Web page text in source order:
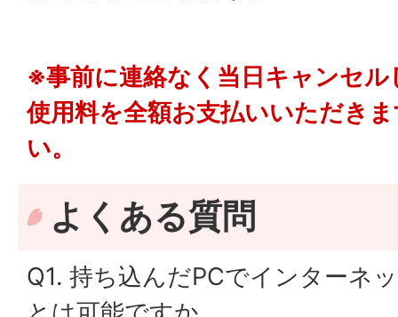
※事前に連絡なく当日キャンセ
使用料を全額お支払いいただき
い。
よくある質問
Q1. 持ち込んだPCでインターネ